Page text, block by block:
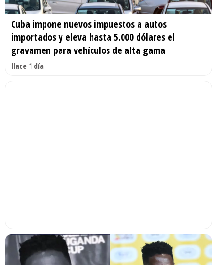
Cuba impone nuevos impuestos a autos
importados y eleva hasta 5.000 dólares el
gravamen para vehículos de alta gama
Hace 1 día